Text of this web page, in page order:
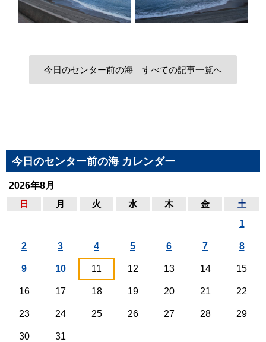
今日のセンター前の海 すべての記事一覧へ
今日のセンター前の海 カレンダー
2026年8月
日
月 火 水 木 金 土
1
2 3 4 5 6 7 8
9 10 11 12 13 14 15
16 17 18 19 20 21 22
23 24 25 26 27 28 29
30 31